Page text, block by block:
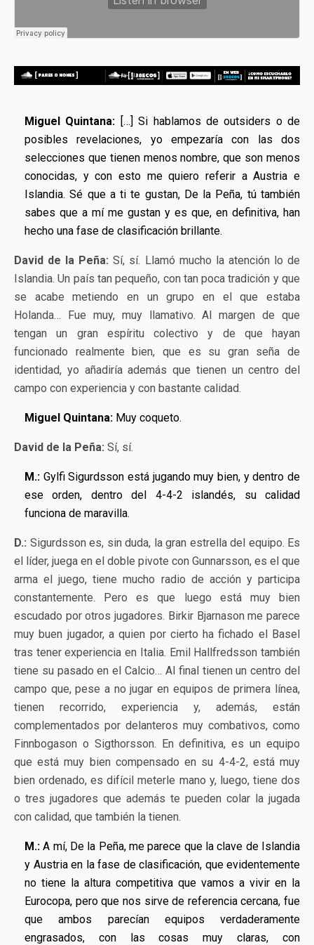
Miguel Quintana: […] Si hablamos de outsiders o de
posibles revelaciones, yo empezaría con las dos
selecciones que tienen menos nombre, que son menos
conocidas, y con esto me quiero referir a Austria e
Islandia. Sé que a ti te gustan, De la Peña, tú también
sabes que a mí me gustan y es que, en definitiva, han
hecho una fase de clasificación brillante.
David de la Peña: Sí, sí. Llamó mucho la atención lo de
Islandia. Un país tan pequeño, con tan poca tradición y que
se acabe metiendo en un grupo en el que estaba
Holanda… Fue muy, muy llamativo. Al margen de que
tengan un gran espíritu colectivo y de que hayan
funcionado realmente bien, que es su gran seña de
identidad, yo añadiría además que tienen un centro del
campo con experiencia y con bastante calidad.
Miguel Quintana: Muy coqueto.
David de la Peña: Sí, sí.
M.: Gylfi Sigurdsson está jugando muy bien, y dentro de
ese orden, dentro del 4-4-2 islandés, su calidad
funciona de maravilla.
D.: Sigurdsson es, sin duda, la gran estrella del equipo. Es
el líder, juega en el doble pivote con Gunnarsson, es el que
arma el juego, tiene mucho radio de acción y participa
constantemente. Pero es que luego está muy bien
escudado por otros jugadores. Birkir Bjarnason me parece
muy buen jugador, a quien por cierto ha fichado el Basel
tras tener experiencia en Italia. Emil Hallfredsson también
tiene su pasado en el Calcio… Al final tienen un centro del
campo que, pese a no jugar en equipos de primera línea,
tienen recorrido, experiencia y, además, están
complementados por delanteros muy combativos, como
Finnbogason o Sigthorsson. En definitiva, es un equipo
que está muy bien compensado en su 4-4-2, está muy
bien ordenado, es difícil meterle mano y, luego, tiene dos
o tres jugadores que además te pueden colar la jugada
con calidad, que también la tienen.
M.: A mí, De la Peña, me parece que la clave de Islandia
y Austria en la fase de clasificación, que evidentemente
no tiene la altura competitiva que vamos a vivir en la
Eurocopa, pero que nos sirve de referencia cercana, fue
que ambos parecían equipos verdaderamente
engrasados, con las cosas muy claras, con